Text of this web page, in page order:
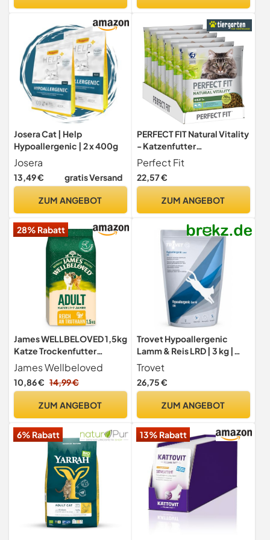
Josera Cat | Help
Hypoallergenic | 2 x 400g
Josera
13,49 € gratis Versand
ZUM ANGEBOT
PERFECT FIT Natural Vitality
- Katzenfutter
Trockenfutter Adult 1+ -
Lachs und Weißfisch, 6 x
650g
Perfect Fit
22,57 €
ZUM ANGEBOT
28% Rabatt
James WELLBELOVED 1,5kg
Katze Trockenfutter
Truthahn
James Wellbeloved
10,86 € 14,99 €
ZUM ANGEBOT
Trovet Hypoallergenic
Lamm & Reis LRD | 3 kg |
Diät-Alleinfuttermittel für
Katzen | Bei
wiederkehrenden
(Prophylaxe) | Bei
intoleranzen
Trovet
26,75 €
ZUM ANGEBOT
6% Rabatt 13% Rabatt